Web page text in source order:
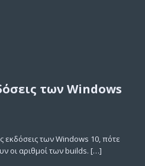
των Windows
εκδόσεις των Windows 10, πότε
οι αριθμοί των builds. […]